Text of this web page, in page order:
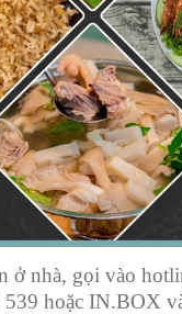
ở nhà, gọi vào
hoặc IN.BOX